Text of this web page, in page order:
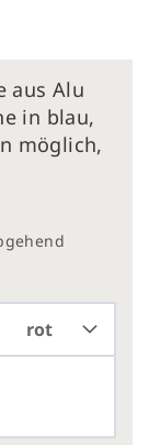
aus Alu
in blau,
möglich,
rot